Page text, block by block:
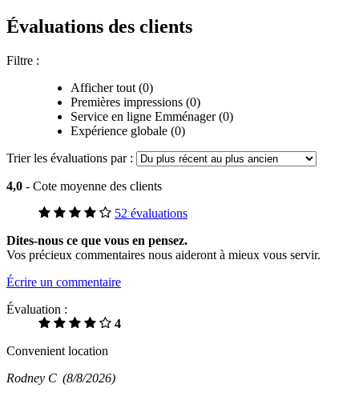
Évaluations des clients
Filtre :
Afficher tout (0)
Premières impressions (0)
Service en ligne Emménager (0)
Expérience globale (0)
Trier les évaluations par :
4,0 - Cote moyenne des clients
52 évaluations
Dites-nous ce que vous en pensez.
Vos précieux commentaires nous aideront à mieux vous servir.
Écrire un commentaire
Évaluation :
4
Convenient location
Rodney C (8/8/2026)